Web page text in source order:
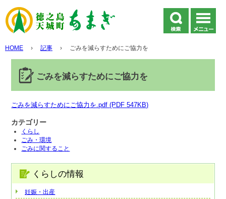
HOME › 記事 › ごみを減らすためにご協力を
ごみを減らすためにご協力を
ごみを減らすためにご協力を.pdf (PDF 547KB)
カテゴリー
くらし
ごみ・環境
ごみに関すること
くらしの情報
妊娠・出産